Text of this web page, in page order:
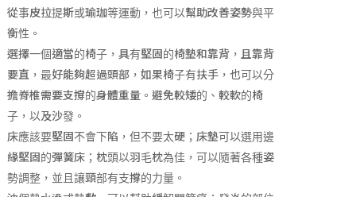
從事皮拉提斯或瑜珈等運動，也可以幫助改善姿勢與平
衡性。
選擇一個適當的椅子，具有堅固的椅墊和靠背，且靠背
要直，最好能夠超過頭部，如果椅子有扶手，也可以分
擔脊椎需要支撐的身體重量。避免較矮的、較軟的椅
子，以及沙發。
床應該要堅固不會下陷，但不要太硬；床墊可以選用邊
緣堅固的彈簧床；枕頭以羽毛枕為佳，可以隨著各種姿
勢調整，並且讓頸部有支撐的力量。